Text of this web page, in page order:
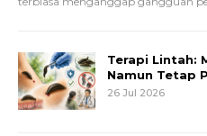
Terapi Lintah:
Namun Tetap
26 Jul 2026